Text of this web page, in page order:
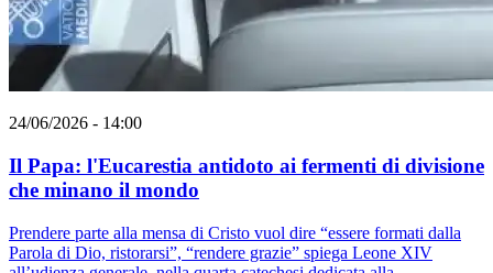
24/06/2026 - 14:00
Il Papa: l'Eucarestia antidoto ai fermenti di divisione
che minano il mondo
Prendere parte alla mensa di Cristo vuol dire “essere formati dalla
Parola di Dio, ristorarsi”, “rendere grazie” spiega Leone XIV